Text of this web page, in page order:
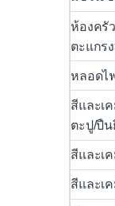
ห้องครั
ตะแกร
หลอดไ
สีและเ
ตะปู/ปืน
สีและเ
สีและเ